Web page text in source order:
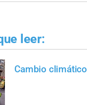
leer:
Cambio climático